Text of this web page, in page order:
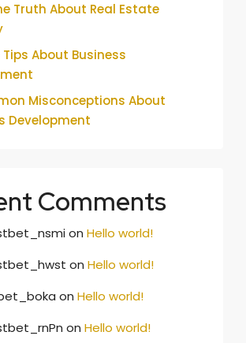
Truth About Real Estate
Tips About Business
Misconceptions About
Development
Comments
on Hello world!
on Hello world!
on Hello world!
on Hello world!